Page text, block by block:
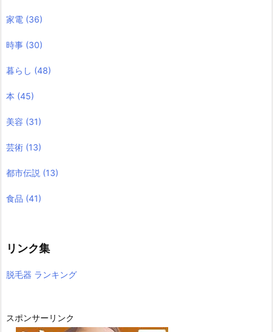
家電 (36)
時事 (30)
暮らし (48)
本 (45)
美容 (31)
芸術 (13)
都市伝説 (13)
食品 (41)
リンク集
脱毛器 ランキング
スポンサーリンク